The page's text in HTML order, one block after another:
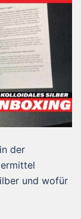
der
und wofür